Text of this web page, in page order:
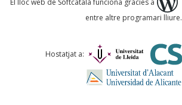
Comentari *
entre altre programari lliure.
Hostatjat a: